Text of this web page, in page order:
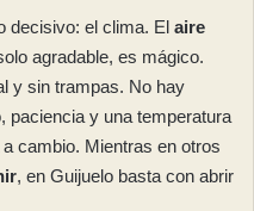
decisivo: el clima. El aire
agradable, es mágico.
y sin trampas. No hay
paciencia y una temperatura
cambio. Mientras en otros
, en Guijuelo basta con abrir